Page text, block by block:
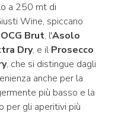
a 250 mt di
Wine, spiccano
Brut, l'Asolo
Dry, e ilProsecco
, che si distingue dagli
anche per la
più basso e la
per gli aperitivi più